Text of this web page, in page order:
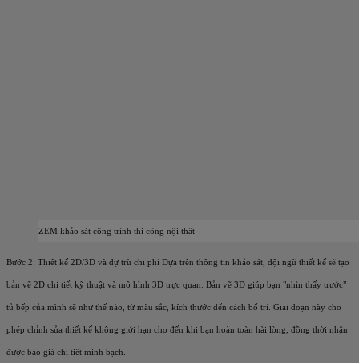
ZEM khảo sát công trình thi công nội thất
Bước 2: Thiết kế 2D/3D và dự trù chi phí Dựa trên thông tin khảo sát, đội ngũ thiết kế sẽ tạo
bản vẽ 2D chi tiết kỹ thuật và mô hình 3D trực quan. Bản vẽ 3D giúp bạn "nhìn thấy trước"
tủ bếp của mình sẽ như thế nào, từ màu sắc, kích thước đến cách bố trí. Giai đoạn này cho
phép chỉnh sửa thiết kế không giới hạn cho đến khi bạn hoàn toàn hài lòng, đồng thời nhận
được báo giá chi tiết minh bạch.